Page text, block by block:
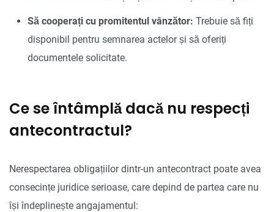
Să cooperați cu promitentul vânzător: Trebuie să fiți
disponibil pentru semnarea actelor și să oferiți
documentele solicitate.
Ce se întâmplă dacă nu respecți
antecontractul?
Nerespectarea obligațiilor dintr-un antecontract poate avea
consecințe juridice serioase, care depind de partea care nu
își îndeplinește angajamentul: